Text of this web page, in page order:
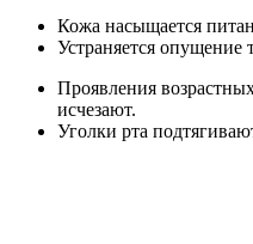
Кожа насыщается
Устраняется опущение
Проявления
исчезают.
Уголки рта